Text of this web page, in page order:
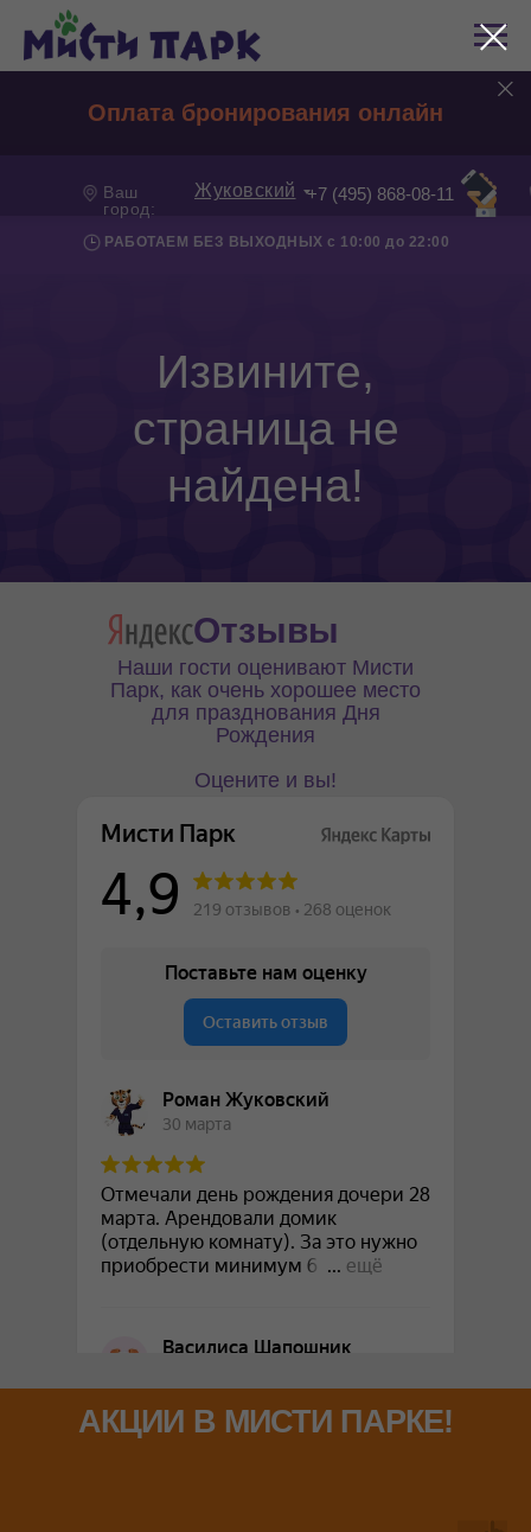
Оплата бронирования онлайн
РАБОТАЕМ БЕЗ ВЫХОДНЫХ с 10:00 до 22:00
Ваш
город:
Жуковский +7 (495) 868-08-11
Извините,
страница не
найдена!
Отзывы
Наши гости оценивают Мисти
Парк, как очень хорошее место
для празднования Дня
Рождения
Оцените и вы!
АКЦИИ В МИСТИ ПАРКЕ!